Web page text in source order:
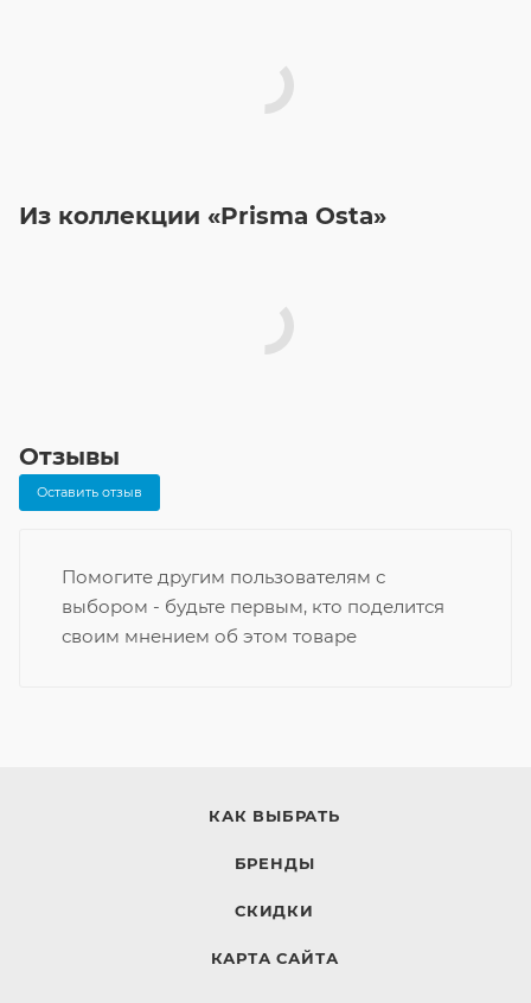
Из коллекции «Prisma Osta»
Отзывы
Оставить отзыв
Помогите другим пользователям с
выбором - будьте первым, кто поделится
своим мнением об этом товаре
КАК ВЫБРАТЬ
БРЕНДЫ
СКИДКИ
КАРТА САЙТА